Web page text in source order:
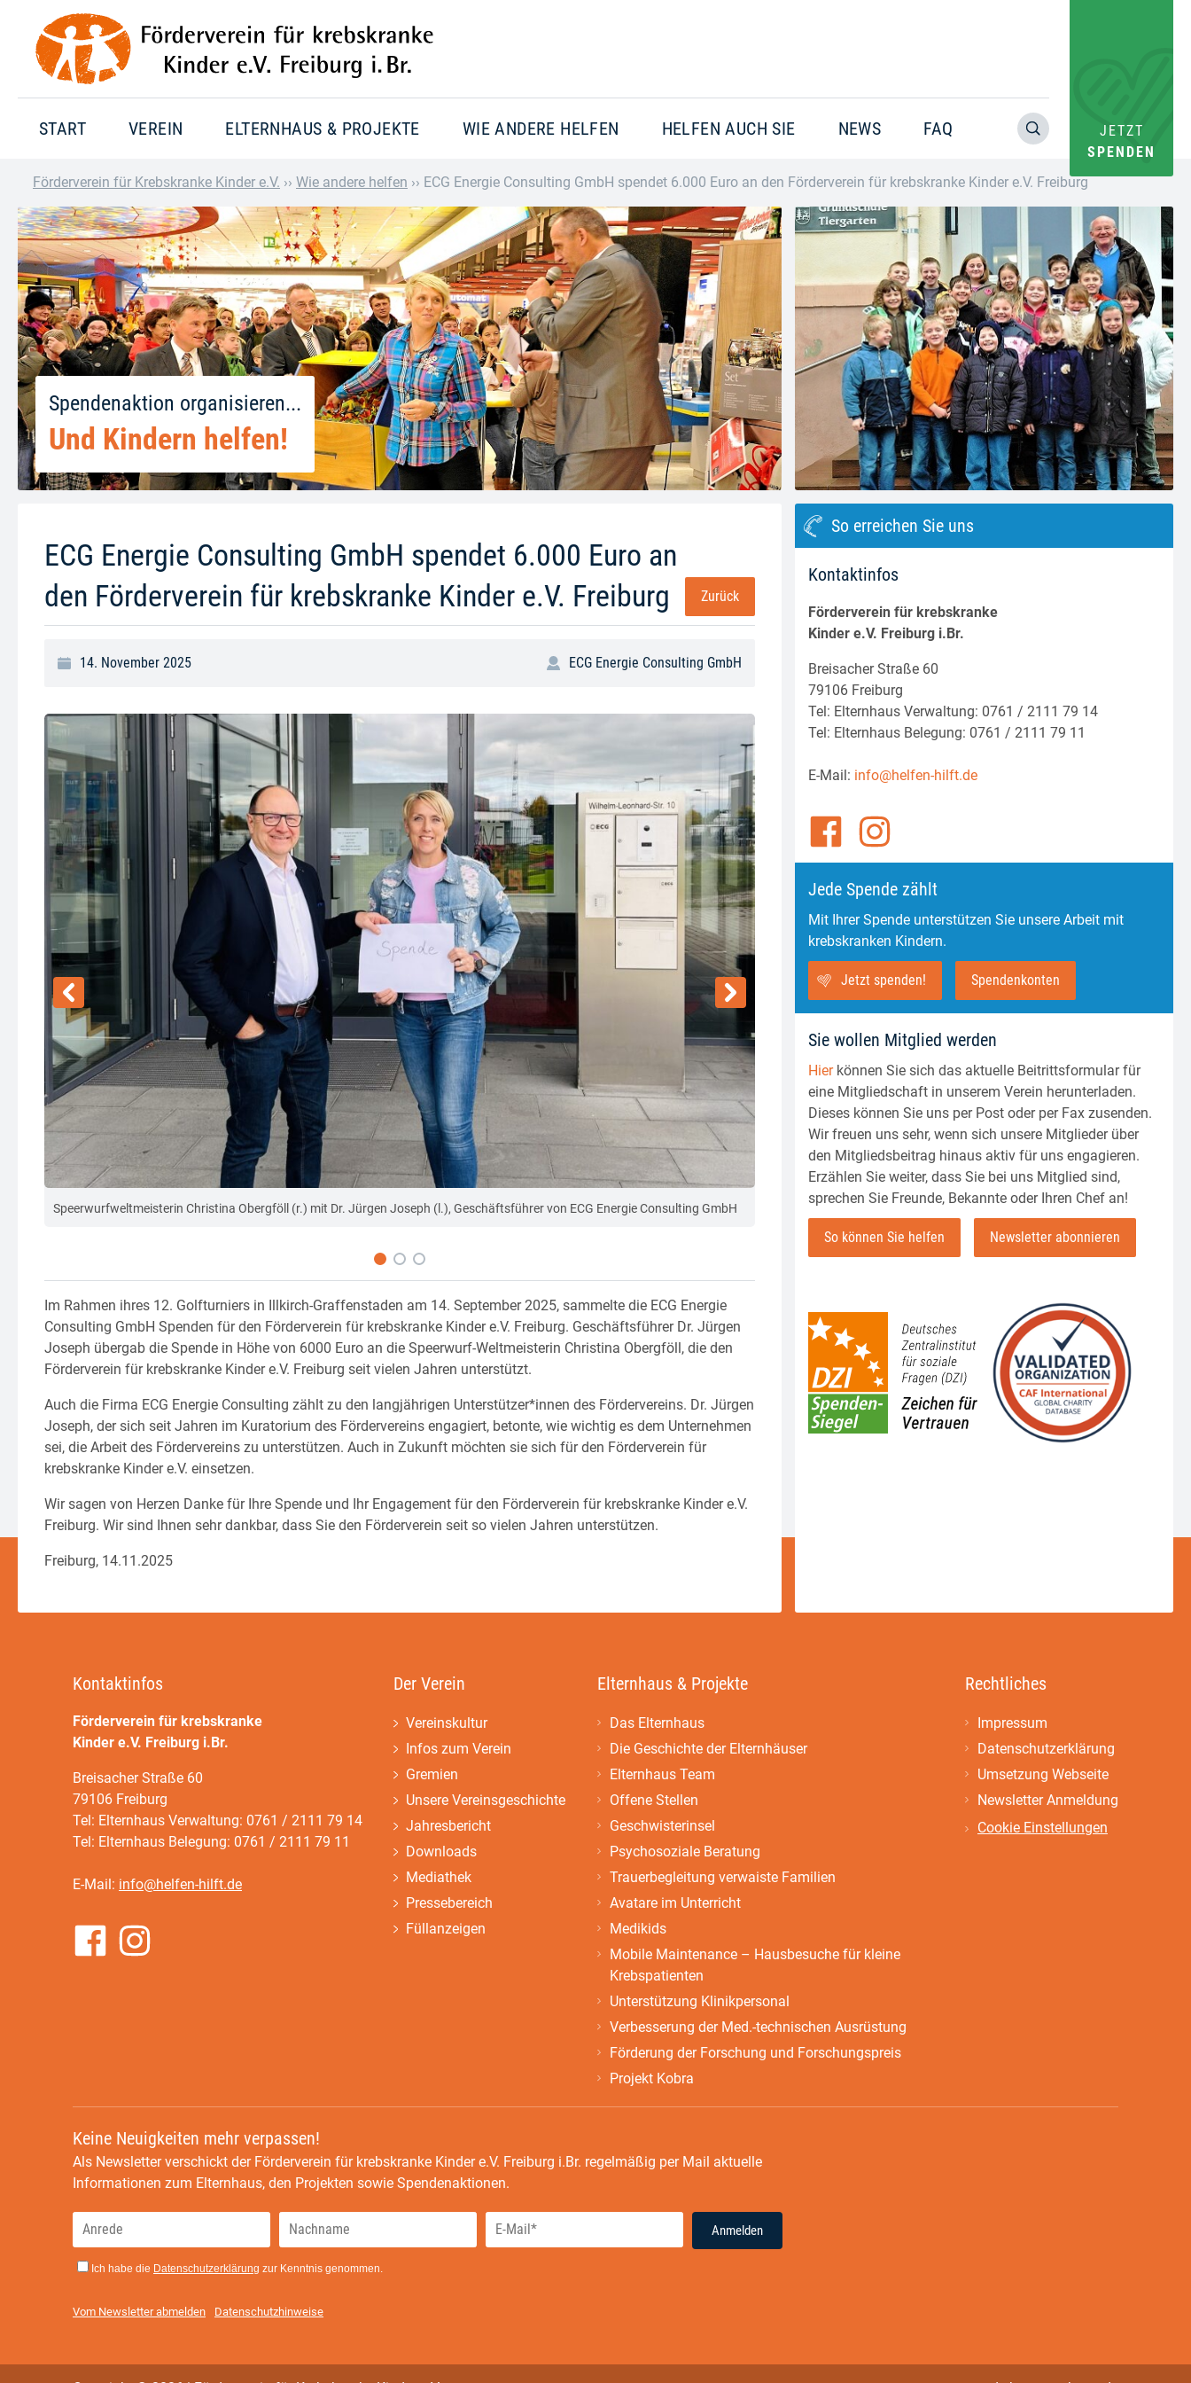
START VEREIN ELTERNHAUS & PROJEKTE WIE ANDERE HELFEN HELFEN AUCH SIE NEWS FAQ
JETZT
SPENDEN
Förderverein für Krebskranke Kinder e.V. ›› Wie andere helfen ›› ECG Energie Consulting GmbH spendet 6.000 Euro an den Förderverein für krebskranke Kinder e.V. Freiburg
Spendenaktion organisieren...
Und Kindern helfen!
Warning
: Trying to access array offset on value of type bool in
/home/pacs/tgr09/users/website/doms/www.helfen-
hilft.de/htdocs-ssl/app/plugins/oxygen/component-
framework/components/classes/code-
block.class.php(133) : eval()'d code
on line
ECG Energie Consulting GmbH spendet 6.000 Euro an
den Förderverein für krebskranke Kinder e.V. Freiburg
Zurück
14. November 2025 ECG Energie Consulting GmbH
Speerwurfweltmeisterin Christina Obergföll (r.) mit Dr. Jürgen Joseph (l.), Geschäftsführer von ECG Energie Consulting GmbH
Bei einem Golfturnier in Illkirch-Graffenstaden sammelte die ECG Energie
Im Rahmen ihres 12. Golfturniers in Illkirch-Graffenstaden am 14. September 2025, sammelte die ECG Energie
Consulting GmbH Spenden für den Förderverein für krebskranke Kinder e.V. Freiburg. Geschäftsführer Dr. Jürgen
Joseph übergab die Spende in Höhe von 6000 Euro an die Speerwurf-Weltmeisterin Christina Obergföll, die den
Förderverein für krebskranke Kinder e.V. Freiburg seit vielen Jahren unterstützt.
Auch die Firma ECG Energie Consulting zählt zu den langjährigen Unterstützer*innen des Fördervereins. Dr. Jürgen
Joseph, der sich seit Jahren im Kuratorium des Fördervereins engagiert, betonte, wie wichtig es dem Unternehmen
sei, die Arbeit des Fördervereins zu unterstützen. Auch in Zukunft möchten sie sich für den Förderverein für
krebskranke Kinder e.V. einsetzen.
Wir sagen von Herzen Danke für Ihre Spende und Ihr Engagement für den Förderverein für krebskranke Kinder e.V.
Freiburg. Wir sind Ihnen sehr dankbar, dass Sie den Förderverein seit so vielen Jahren unterstützen.
Freiburg, 14.11.2025
So erreichen Sie uns
Kontaktinfos
Förderverein für krebskranke
Kinder e.V. Freiburg i.Br.
Breisacher Straße 60
79106 Freiburg
Tel: Elternhaus Verwaltung: 0761 / 2111 79 14
Tel: Elternhaus Belegung: 0761 / 2111 79 11
E-Mail: info@helfen-hilft.de
Jede Spende zählt
Mit Ihrer Spende unterstützen Sie unsere Arbeit mit
krebskranken Kindern.
Jetzt spenden! Spendenkonten
Sie wollen Mitglied werden
Hierkönnen Sie sich das aktuelle Beitrittsformular für
eine Mitgliedschaft in unserem Verein herunterladen.
Dieses können Sie uns per Post oder per Fax zusenden.
Wir freuen uns sehr, wenn sich unsere Mitglieder über
den Mitgliedsbeitrag hinaus aktiv für uns engagieren.
Erzählen Sie weiter, dass Sie bei uns Mitglied sind,
sprechen Sie Freunde, Bekannte oder Ihren Chef an!
So können Sie helfen Newsletter abonnieren
Kontaktinfos
Förderverein für krebskranke
Kinder e.V. Freiburg i.Br.
Breisacher Straße 60
79106 Freiburg
Tel: Elternhaus Verwaltung: 0761 / 2111 79 14
Tel: Elternhaus Belegung: 0761 / 2111 79 11
E-Mail: info@helfen-hilft.de
Der Verein
Vereinskultur
Infos zum Verein
Gremien
Unsere Vereinsgeschichte
Jahresbericht
Downloads
Mediathek
Pressebereich
Füllanzeigen
Elternhaus & Projekte
Das Elternhaus
Die Geschichte der Elternhäuser
Elternhaus Team
Offene Stellen
Geschwisterinsel
Psychosoziale Beratung
Trauerbegleitung verwaiste Familien
Avatare im Unterricht
Medikids
Mobile Maintenance – Hausbesuche für kleine
Krebspatienten
Unterstützung Klinikpersonal
Verbesserung der Med.-technischen Ausrüstung
Förderung der Forschung und Forschungspreis
Projekt Kobra
Rechtliches
Impressum
Datenschutzerklärung
Umsetzung Webseite
Newsletter Anmeldung
Cookie Einstellungen
Keine Neuigkeiten mehr verpassen!
Als Newsletter verschickt der Förderverein für krebskranke Kinder e.V. Freiburg i.Br. regelmäßig per Mail aktuelle
Informationen zum Elternhaus, den Projekten sowie Spendenaktionen.
Anmelden
Ich habe die Datenschutzerklärung zur Kenntnis genommen.
Vom Newsletter abmelden Datenschutzhinweise